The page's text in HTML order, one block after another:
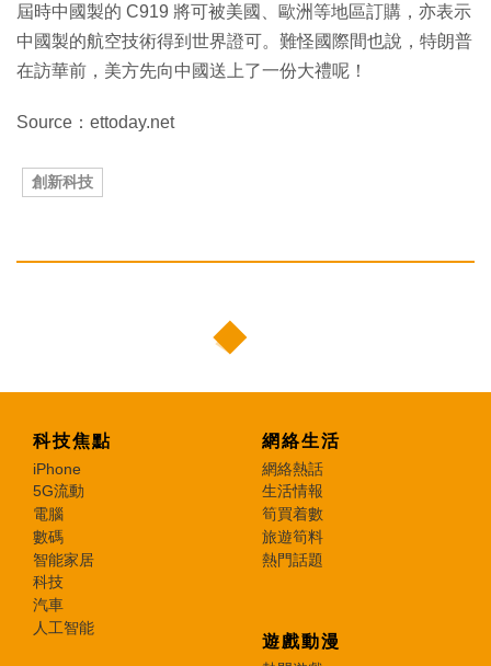
屆時中國製的 C919 將可被美國、歐洲等地區訂購，亦表示
中國製的航空技術得到世界證可。難怪國際間也說，特朗普
在訪華前，美方先向中國送上了一份大禮呢！
Source：ettoday.net
創新科技
科技焦點
iPhone
5G流動
電腦
數碼
智能家居
科技
汽車
人工智能
網絡生活
網絡熱話
生活情報
筍買着數
旅遊筍料
熱門話題
遊戲動漫